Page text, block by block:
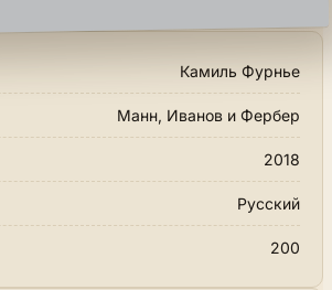
Камиль Фурнье
Манн, Иванов и Фербер
2018
Русский
200